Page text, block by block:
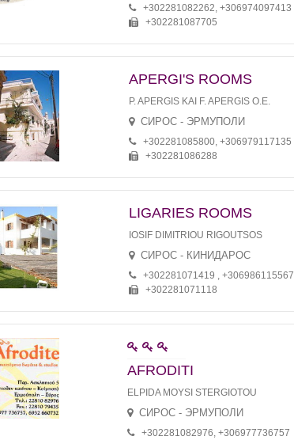
+302281082262, +306974097413
+302281087705
APERGI'S ROOMS
P. APERGIS KAI F. APERGIS O.E.
СИРОС - ЭРМУПОЛИ
+302281085800, +306979117135
+302281086288
LIGARIES ROOMS
IOSIF DIMITRIOU RIGOUTSOS
СИРОС - КИНИДАРОС
+302281071419 , +306986115567
+302281071118
AFRODITI
ELPIDA MOYSI STERGIOTOU
СИРОС - ЭРМУПОЛИ
+302281082976, +306977736757